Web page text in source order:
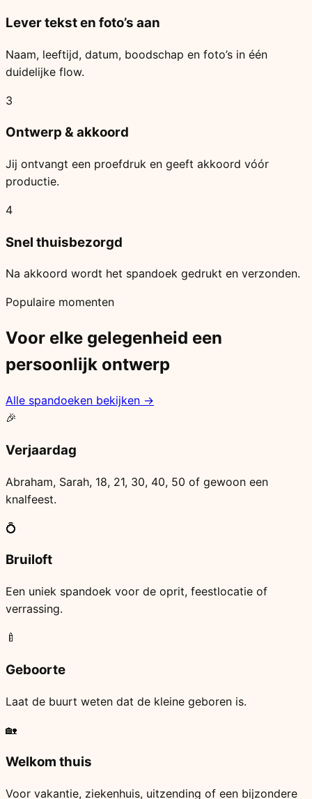
Lever tekst en foto’s aan
Naam, leeftijd, datum, boodschap en foto’s in één
duidelijke flow.
3
Ontwerp & akkoord
Jij ontvangt een proefdruk en geeft akkoord vóór
productie.
4
Snel thuisbezorgd
Na akkoord wordt het spandoek gedrukt en verzonden.
Populaire momenten
Voor elke gelegenheid een
persoonlijk ontwerp
Alle spandoeken bekijken →
🎉
Verjaardag
Abraham, Sarah, 18, 21, 30, 40, 50 of gewoon een
knalfeest.
💍
Bruiloft
Een uniek spandoek voor de oprit, feestlocatie of
verrassing.
🍼
Geboorte
Laat de buurt weten dat de kleine geboren is.
🏡
Welkom thuis
Voor vakantie, ziekenhuis, uitzending of een bijzondere